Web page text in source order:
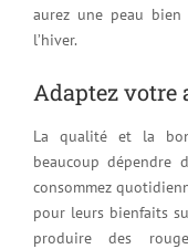
aurez une peau
l’hiver.
Adaptez
La qualité et la
beaucoup dépendre
consommez
pour leurs bienfaits
produire des